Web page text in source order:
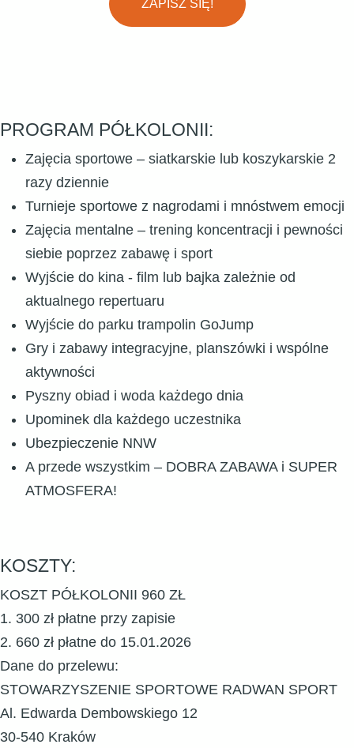
ZAPISZ SIĘ!
PROGRAM PÓŁKOLONII:
Zajęcia sportowe – siatkarskie lub koszykarskie 2
razy dziennie
Turnieje sportowe z nagrodami i mnóstwem emocji
Zajęcia mentalne – trening koncentracji i pewności
siebie poprzez zabawę i sport
Wyjście do kina - film lub bajka zależnie od
aktualnego repertuaru
Wyjście do parku trampolin GoJump
Gry i zabawy integracyjne, planszówki i wspólne
aktywności
Pyszny obiad i woda każdego dnia
Upominek dla każdego uczestnika
Ubezpieczenie NNW
A przede wszystkim – DOBRA ZABAWA i SUPER
ATMOSFERA!
KOSZTY:
KOSZT PÓŁKOLONII 960 ZŁ
1. 300 zł płatne przy zapisie
2. 660 zł płatne do 15.01.2026
Dane do przelewu:
STOWARZYSZENIE SPORTOWE RADWAN SPORT
Al. Edwarda Dembowskiego 12
30-540 Kraków